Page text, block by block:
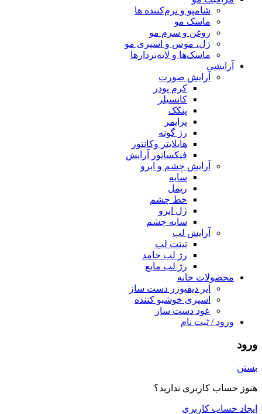
شامپو و نرم‌کننده ها
ماسک مو
روغن و سرم مو
ژل، موس و اسپری مو
ماسک‌ها و لایه‌بردارها
آرایشی
آرایش صورت
کرم پودر
کانسیلر
پنکک
پرایمر
رژ گونه
هایلایتر وکانتور
فیکساتور آرایش
آرایش چشم و ابرو
سایه
ریمل
خط چشم
ژل ابرو
سایه چشم
آرایش لب
تینت لب
رژ لب جامد
رژ لب مایع
محصولات خانه
ایر دیفیوزر دست ساز
اسپری خوشبو کننده
عود دست ساز
ورود / ثبت نام
ورود
بستن
هنوز حساب کاربری ندارید؟
ایجاد حساب کاربری